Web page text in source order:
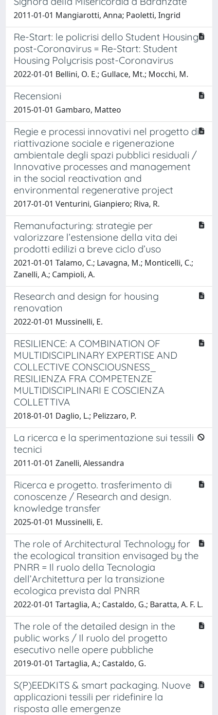
2011-01-01 Mangiarotti, Anna; Paoletti, Ingrid
Re-Start: le policrisi dello Student Housing
post-Coronavirus = Re-Start: Student
Housing Polycrisis post-Coronavirus
2022-01-01 Bellini, O. E.; Gullace, Mt.; Mocchi, M.
Recensioni
2015-01-01 Gambaro, Matteo
Regie e processi innovativi nel progetto di
riattivazione sociale e rigenerazione
ambientale degli spazi pubblici residuali /
Innovative processes and management
in the social reactivation and
environmental regenerative project
2017-01-01 Venturini, Gianpiero; Riva, R.
Remanufacturing: strategie per
valorizzare l’estensione della vita dei
prodotti edilizi a breve ciclo d’uso
2021-01-01 Talamo, C.; Lavagna, M.; Monticelli, C.;
Zanelli, A.; Campioli, A.
Research and design for housing
renovation
2022-01-01 Mussinelli, E.
RESILIENCE: A COMBINATION OF
MULTIDISCIPLINARY EXPERTISE AND
COLLECTIVE CONSCIOUSNESS_
RESILIENZA FRA COMPETENZE
MULTIDISCIPLINARI E COSCIENZA
COLLETTIVA
2018-01-01 Daglio, L.; Pelizzaro, P.
La ricerca e la sperimentazione sui tessili
tecnici
2011-01-01 Zanelli, Alessandra
Ricerca e progetto. trasferimento di
conoscenze / Research and design.
knowledge transfer
2025-01-01 Mussinelli, E.
The role of Architectural Technology for
the ecological transition envisaged by the
PNRR = Il ruolo della Tecnologia
dell’Architettura per la transizione
ecologica prevista dal PNRR
2022-01-01 Tartaglia, A.; Castaldo, G.; Baratta, A. F. L.
The role of the detailed design in the
public works / Il ruolo del progetto
esecutivo nelle opere pubbliche
2019-01-01 Tartaglia, A.; Castaldo, G.
S(P)EEDKITS & smart packaging. Nuove
applicazioni tessili per ridefinire la
risposta alle emergenze